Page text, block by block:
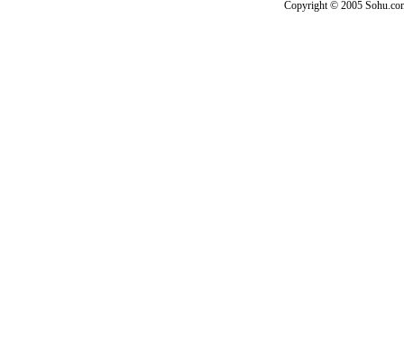
Copyright © 2005